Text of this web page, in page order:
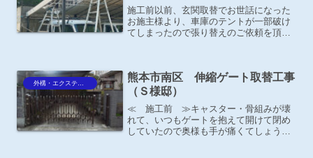
施工前以前、玄関取替でお世話になった
お施主様より、車庫のテントが一部破け
てしまったので張り替えのご依頼を頂き
外構・エクステリア
熊本市南区 伸縮ゲート取替工事
（Ｓ様邸）
≪ 施工前 ≫キャスター・骨組みが壊
れて、いつもゲートを抱えて開けて閉め
していたので奥様も手が痛くてしょうが